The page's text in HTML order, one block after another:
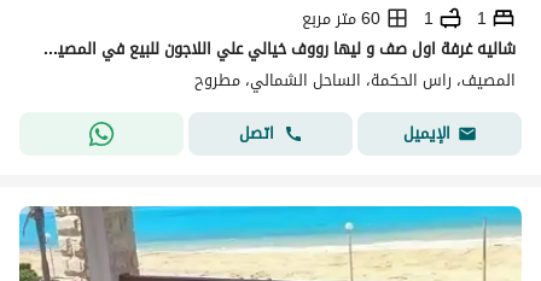
1
1
60 متر مربع
شاليه غرفة اول صف و ليها رووف خيالي علي اللاجون للبيع في المصيف رأس الحكمة MASYAF بالساحل الشمالي بجوار فوكا باي و هاسييندا باي
المصيف، راس الحكمة، الساحل الشمالي، مطروح
الإيميل
اتصل